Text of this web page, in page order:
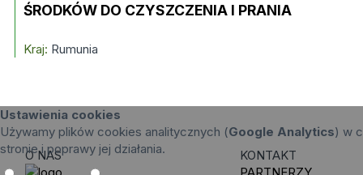
ŚRODKÓW DO CZYSZCZENIA I PRANIA
Kraj: Rumunia
Ustawienia cookies
Używamy plików cookies analitycznych (Google Analytics) w
stronie i poprawy jej działania.
O NAS
KONTAKT